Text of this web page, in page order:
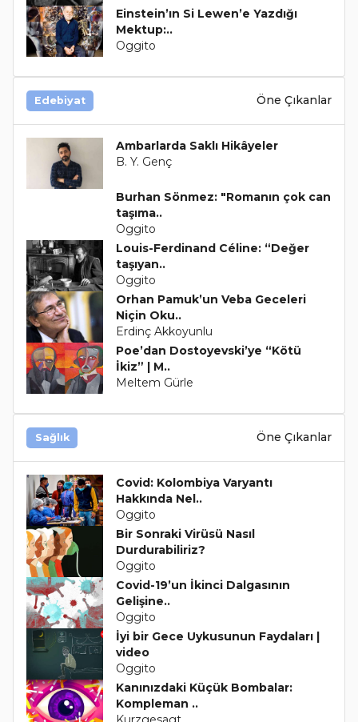
Einstein’ın Si Lewen’e Yazdığı
Mektup:..
Oggito
Edebiyat Öne Çıkanlar
Ambarlarda Saklı Hikâyeler
B. Y. Genç
Burhan Sönmez: "Romanın çok can
taşıma..
Oggito
Louis-Ferdinand Céline: “Değer
taşıyan..
Oggito
Orhan Pamuk’un Veba Geceleri
Niçin Oku..
Erdinç Akkoyunlu
Poe’dan Dostoyevski’ye “Kötü
İkiz” | M..
Meltem Gürle
Sağlık Öne Çıkanlar
Covid: Kolombiya Varyantı
Hakkında Nel..
Oggito
Bir Sonraki Virüsü Nasıl
Durdurabiliriz?
Oggito
Covid-19’un İkinci Dalgasının
Gelişine..
Oggito
İyi bir Gece Uykusunun Faydaları |
video
Oggito
Kanınızdaki Küçük Bombalar:
Kompleman ..